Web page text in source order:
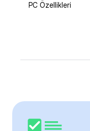
PC Özellikleri